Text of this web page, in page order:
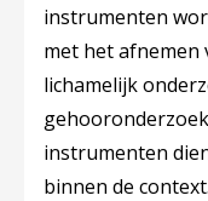
instrumenten
met het afnemen
lichamelijk
instrumenten
binnen de